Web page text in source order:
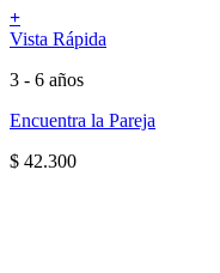
+
Vista Rápida
3 - 6 años
Encuentra la Pareja
$ 42.300